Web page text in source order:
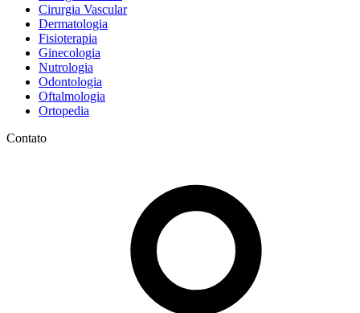
Cirurgia Vascular
Dermatologia
Fisioterapia
Ginecologia
Nutrologia
Odontologia
Oftalmologia
Ortopedia
Contato